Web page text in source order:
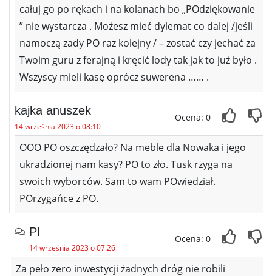
całuj go po rękach i na kolanach bo „POdziękowanie
” nie wystarcza . Możesz mieć dylemat co dalej /jeśli
namoczą zady PO raz kolejny / – zostać czy jechać za
Twoim guru z ferajną i kręcić lody tak jak to już było .
Wszyscy mieli kasę oprócz suwerena …… .
kajka anuszek
14 września 2023 o 08:10
Ocena: 0
OOO PO oszczędzało? Na meble dla Nowaka i jego
ukradzionej nam kasy? PO to zło. Tusk rzyga na
swoich wyborców. Sam to wam POwiedział.
POrzygańce z PO.
Pl
14 września 2023 o 07:26
Ocena: 0
Za peło zero inwestycji żadnych dróg nie robili